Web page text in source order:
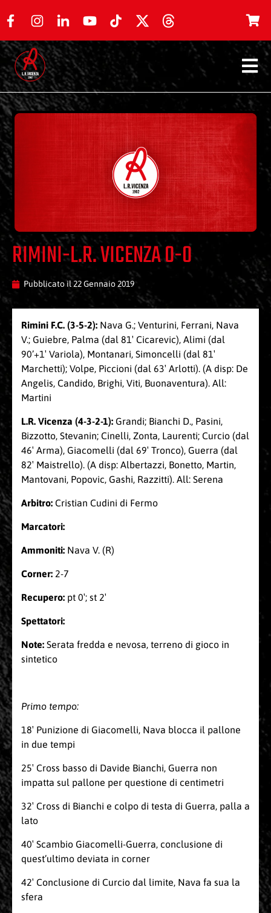
RIMINI-L.R. VICENZA 0-0
Pubblicato il 22 Gennaio 2019
Rimini F.C. (3-5-2): Nava G.; Venturini, Ferrani, Nava
V.; Guiebre, Palma (dal 81′ Cicarevic), Alimi (dal
90’+1′ Variola), Montanari, Simoncelli (dal 81′
Marchetti); Volpe, Piccioni (dal 63′ Arlotti). (A disp: De
Angelis, Candido, Brighi, Viti, Buonaventura). All:
Martini
L.R. Vicenza (4-3-2-1): Grandi; Bianchi D., Pasini,
Bizzotto, Stevanin; Cinelli, Zonta, Laurenti; Curcio (dal
46′ Arma), Giacomelli (dal 69′ Tronco), Guerra (dal
82′ Maistrello). (A disp: Albertazzi, Bonetto, Martin,
Mantovani, Popovic, Gashi, Razzitti). All: Serena
Arbitro: Cristian Cudini di Fermo
Marcatori:
Ammoniti: Nava V. (R)
Corner: 2-7
Recupero: pt 0′; st 2′
Spettatori:
Note: Serata fredda e nevosa, terreno di gioco in
sintetico
Primo tempo:
18′ Punizione di Giacomelli, Nava blocca il pallone
in due tempi
25′ Cross basso di Davide Bianchi, Guerra non
impatta sul pallone per questione di centimetri
32′ Cross di Bianchi e colpo di testa di Guerra, palla a
lato
40′ Scambio Giacomelli-Guerra, conclusione di
quest’ultimo deviata in corner
42′ Conclusione di Curcio dal limite, Nava fa sua la
sfera